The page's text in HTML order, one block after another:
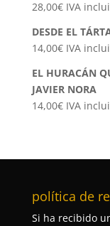
28,00€ IVA
DESDE EL
14,00€ IVA
EL HURACÁN
JAVIER NORA
14,00€ IVA
política de
Si ha recibido